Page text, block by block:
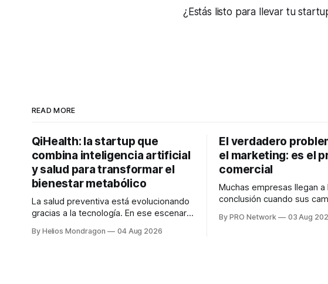
¿Estás listo para llevar tu
READ MORE
QiHealth: la startup que
combina inteligencia artificial
y salud para transformar el
bienestar metabólico
La salud preventiva está evolucionando
gracias a la tecnología. En ese escenario
desarrolla un ecosistema digital capaz
By Helios Mondragon 04 Aug 2026
El verdadero
el marketing: es el
comercial
Muchas empresas llegan a
conclusión cuando sus
marketing no funciona". Sin
By PRO Network 03 Aug